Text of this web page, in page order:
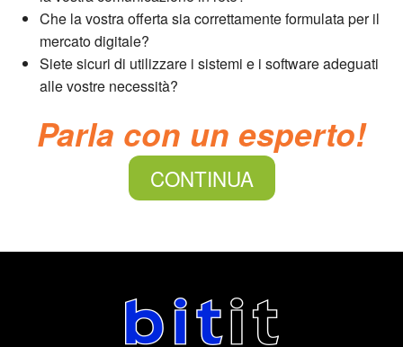
Che la vostra offerta sia correttamente formulata per il
mercato digitale?
Siete sicuri di utilizzare i sistemi e i software adeguati
alle vostre necessità?
Parla con un esperto!
CONTINUA